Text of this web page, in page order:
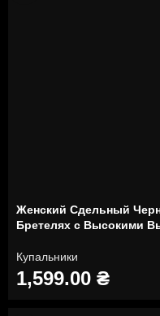
Женский Сдельный
Бретелях с Высокими
Купальники
1,599.00 ₴